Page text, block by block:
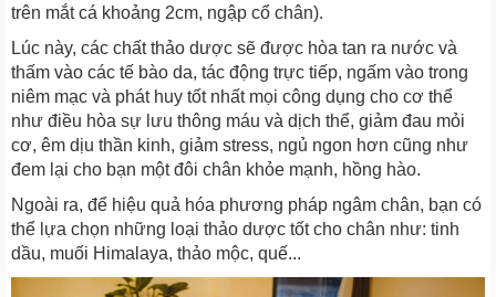
trên mắt cá khoảng 2cm, ngập cổ chân).
Lúc này, các chất thảo dược sẽ được hòa tan ra nước và
thấm vào các tế bào da, tác động trực tiếp, ngấm vào trong
niêm mạc và phát huy tốt nhất mọi công dụng cho cơ thể
như điều hòa sự lưu thông máu và dịch thể, giảm đau mỏi
cơ, êm dịu thần kinh, giảm stress, ngủ ngon hơn cũng như
đem lại cho bạn một đôi chân khỏe mạnh, hồng hào.
Ngoài ra, để hiệu quả hóa phương pháp ngâm chân, bạn có
thể lựa chọn những loại thảo dược tốt cho chân như: tinh
dầu, muối Himalaya, thảo mộc, quế...